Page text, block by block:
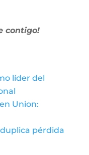
contigo!
líder del
Union:
pérdida